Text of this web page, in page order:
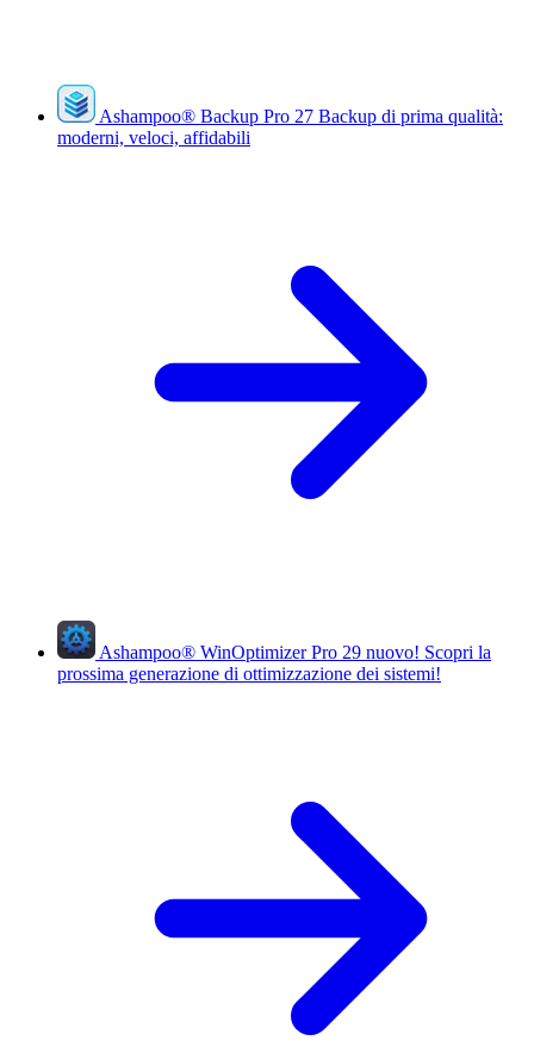
Ashampoo® Backup Pro 27 Backup di prima qualità:
moderni, veloci, affidabili
Ashampoo® WinOptimizer Pro 29 nuovo! Scopri la
prossima generazione di ottimizzazione dei sistemi!